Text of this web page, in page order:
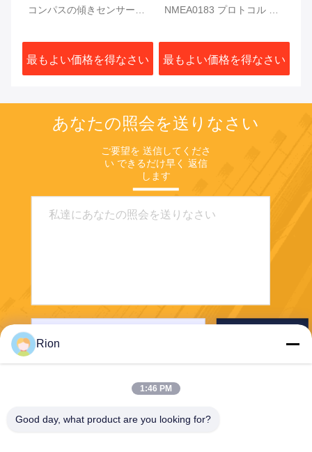
コンパスの傾きセンサー
めの生産率を
最もよい価格を得なさい
NMEA0183 プロトコル 電
MCU 3軸 高信頼性
最もよい価格を得なさい
あなたの照会を送りなさい
ご要望を 送信してくださ
い できるだけ早く 返信
します
Rion
1:46 PM
Good day, what product are you looking for?